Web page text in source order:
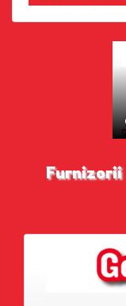
Furnizorii